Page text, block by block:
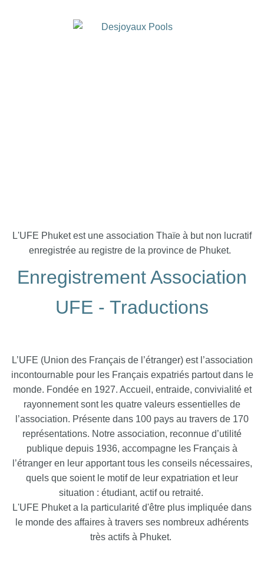
L'UFE Phuket est une association Thaïe à but non lucratif
enregistrée au registre de la province de Phuket.
Enregistrement Association
UFE - Traductions
L’UFE (Union des Français de l’étranger) est l’association
incontournable pour les Français expatriés partout dans le
monde. Fondée en 1927. Accueil, entraide, convivialité et
rayonnement sont les quatre valeurs essentielles de
l’association. Présente dans 100 pays au travers de 170
représentations. Notre association, reconnue d’utilité
publique depuis 1936, accompagne les Français à
l’étranger en leur apportant tous les conseils nécessaires,
quels que soient le motif de leur expatriation et leur
situation : étudiant, actif ou retraité.
L'UFE Phuket a la particularité d'être plus impliquée dans
le monde des affaires à travers ses nombreux adhérents
très actifs à Phuket.